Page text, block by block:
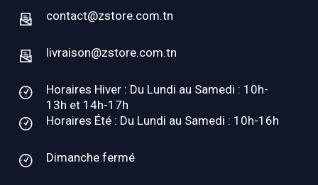
contact@zstore.com.tn
livraison@zstore.com.tn
Horaires Hiver : Du Lundi au Samedi : 10h-
13h et 14h-17h
Horaires Été : Du Lundi au Samedi : 10h-16h
Dimanche fermé